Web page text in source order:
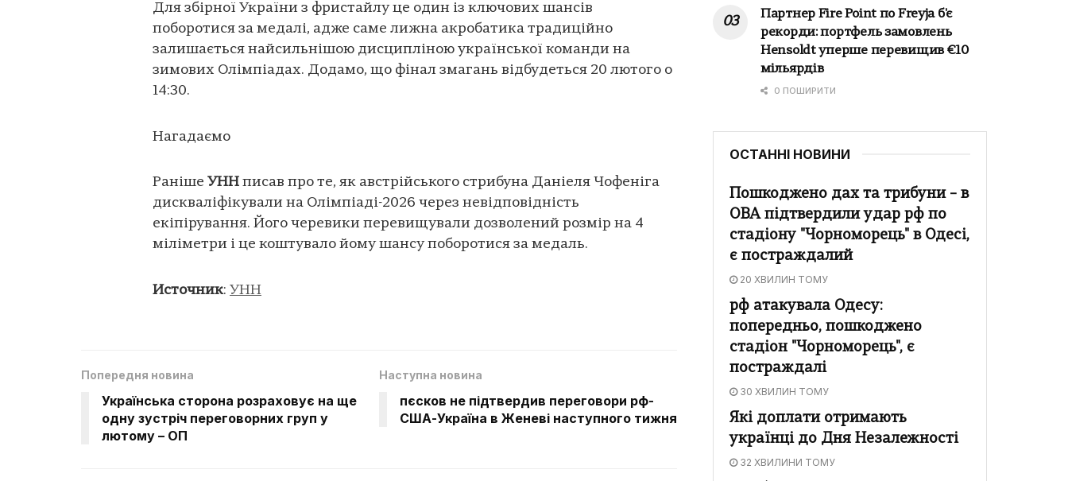
Для збірної України з фристайлу це один із ключових шансів
поборотися за медалі, адже саме лижна акробатика традиційно
залишається найсильнішою дисципліною української команди на
зимових Олімпіадах. Додамо, що фінал змагань відбудеться 20 лютого о
14:30.
Нагадаємо
Раніше УНН писав про те, як австрійського стрибуна Даніеля Чофеніга
дискваліфікували на Олімпіаді-2026 через невідповідність
екіпірування. Його черевики перевищували дозволений розмір на 4
міліметри і це коштувало йому шансу поборотися за медаль.
Источник: УНН
Попередня новина
Українська сторона розраховує на ще
одну зустріч переговорних груп у
лютому – ОП
Наступна новина
пєсков не підтвердив переговори рф-
США-Україна в Женеві наступного тижня
Партнер Fire Point по Freyja б'є
рекорди: портфель замовлень
Hensoldt уперше перевищив €10
мільярдів
0 ПОШИРИТИ
ОСТАННІ НОВИНИ
Пошкоджено дах та трибуни – в
ОВА підтвердили удар рф по
стадіону "Чорноморець" в Одесі,
є постраждалий
20 ХВИЛИН ТОМУ
рф атакувала Одесу:
попередньо, пошкоджено
стадіон "Чорноморець", є
постраждалі
30 ХВИЛИН ТОМУ
Які доплати отримають
українці до Дня Незалежності
32 ХВИЛИНИ ТОМУ